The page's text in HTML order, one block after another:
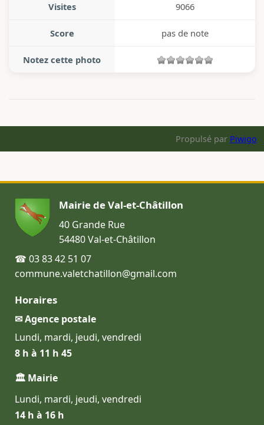
Visites 9066
Score pas de note
Notez cette photo
Propulsé par Piwigo
Mairie de Val-et-Châtillon
40 Grande Rue
54480 Val-et-Châtillon
☎ 03 83 42 51 07
commune.valetchatillon@gmail.com
Horaires
✉ Agence postale
Lundi, mardi, jeudi, vendredi
8 h à 11 h 45
🏛 Mairie
Lundi, mardi, jeudi, vendredi
14 h à 16 h